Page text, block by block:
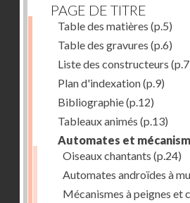
PAGE DE TITRE
Table des matières (p.5)
Table des gravures (p.6)
Liste des constructeurs
Plan d'indexation(p.9)
Bibliographie(p.12)
Tableaux animés (p.13)
Automates et
Oiseaux chantants (p.24)
Automates androïdes à
Mécanismes à peignes et